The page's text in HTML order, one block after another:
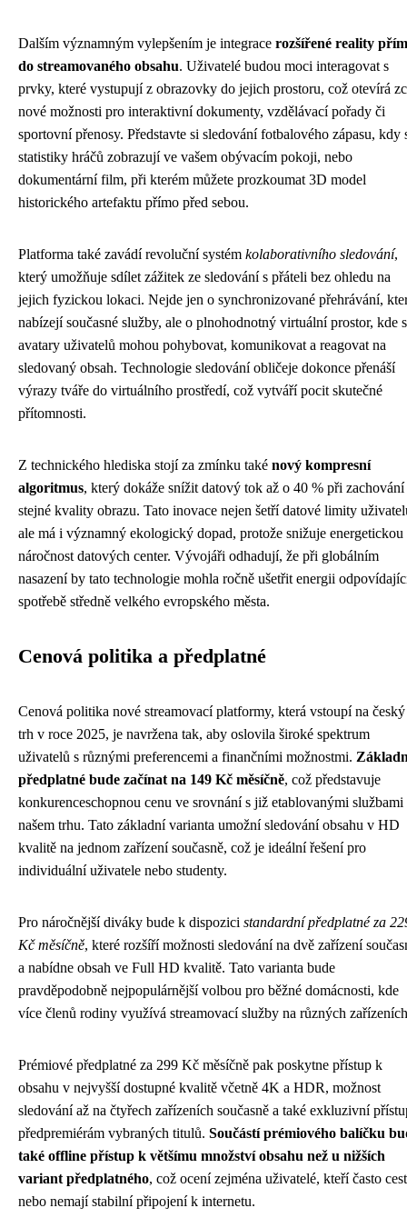
Dalším významným vylepšením je integrace rozšířené reality
do streamovaného obsahu. Uživatelé budou moci interagovat s
prvky, které vystupují z obrazovky do jejich prostoru, což otevírá
nové možnosti pro interaktivní dokumenty, vzdělávací pořady či
sportovní přenosy. Představte si sledování fotbalového zápasu, kdy
statistiky hráčů zobrazují ve vašem obývacím pokoji, nebo
dokumentární film, při kterém můžete prozkoumat 3D model
historického artefaktu přímo před sebou.
Platforma také zavádí revoluční systém kolaborativního sledování,
který umožňuje sdílet zážitek ze sledování s přáteli bez ohledu na
jejich fyzickou lokaci. Nejde jen o synchronizované přehrávání,
nabízejí současné služby, ale o plnohodnotný virtuální prostor, kde
avatary uživatelů mohou pohybovat, komunikovat a reagovat na
sledovaný obsah. Technologie sledování obličeje dokonce přenáší
výrazy tváře do virtuálního prostředí, což vytváří pocit skutečné
přítomnosti.
Z technického hlediska stojí za zmínku také nový kompresní
algoritmus, který dokáže snížit datový tok až o 40 % při zachování
stejné kvality obrazu. Tato inovace nejen šetří datové limity
ale má i významný ekologický dopad, protože snižuje energetickou
náročnost datových center. Vývojáři odhadují, že při globálním
nasazení by tato technologie mohla ročně ušetřit energii
spotřebě středně velkého evropského města.
Cenová politika a předplatné
Cenová politika nové streamovací platformy, která vstoupí na český
trh v roce 2025, je navržena tak, aby oslovila široké spektrum
uživatelů s různými preferencemi a finančními možnostmi.
předplatné bude začínat na 149 Kč měsíčně, což představuje
konkurenceschopnou cenu ve srovnání s již etablovanými službami
našem trhu. Tato základní varianta umožní sledování obsahu v HD
kvalitě na jednom zařízení současně, což je ideální řešení pro
individuální uživatele nebo studenty.
Pro náročnější diváky bude k dispozici standardní předplatné za
Kč měsíčně, které rozšíří možnosti sledování na dvě zařízení
a nabídne obsah ve Full HD kvalitě. Tato varianta bude
pravděpodobně nejpopulárnější volbou pro běžné domácnosti, kde
více členů rodiny využívá streamovací služby na různých
Prémiové předplatné za 299 Kč měsíčně pak poskytne přístup k
obsahu v nejvyšší dostupné kvalitě včetně 4K a HDR, možnost
sledování až na čtyřech zařízeních současně a také exkluzivní
předpremiérám vybraných titulů. Součástí prémiového balíčku
také offline přístup k většímu množství obsahu než u nižších
variant předplatného, což ocení zejména uživatelé, kteří často
nebo nemají stabilní připojení k internetu.